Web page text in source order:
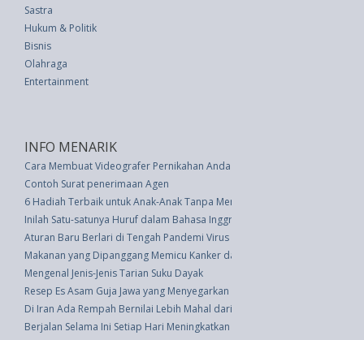
Sastra
Hukum & Politik
Bisnis
Olahraga
Entertainment
INFO MENARIK
Cara Membuat Videografer Pernikahan Anda Bahagia dan Dapatkan
Contoh Surat penerimaan Agen
6 Hadiah Terbaik untuk Anak-Anak Tanpa Menghabiskan Uang
Inilah Satu-satunya Huruf dalam Bahasa Inggris yang Tidak Pernah Diam
Aturan Baru Berlari di Tengah Pandemi Virus Corona
Makanan yang Dipanggang Memicu Kanker dan Diabetes
Mengenal Jenis-Jenis Tarian Suku Dayak
Resep Es Asam Guja Jawa yang Menyegarkan
Di Iran Ada Rempah Bernilai Lebih Mahal dari Emas
Berjalan Selama Ini Setiap Hari Meningkatkan Penurunan Berat Badan